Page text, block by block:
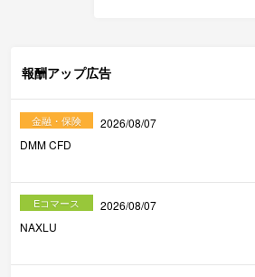
報酬アップ広告
金融・保険
2026/08/07
DMM CFD
Eコマース
2026/08/07
NAXLU